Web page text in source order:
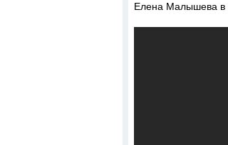
Елена Малышева в